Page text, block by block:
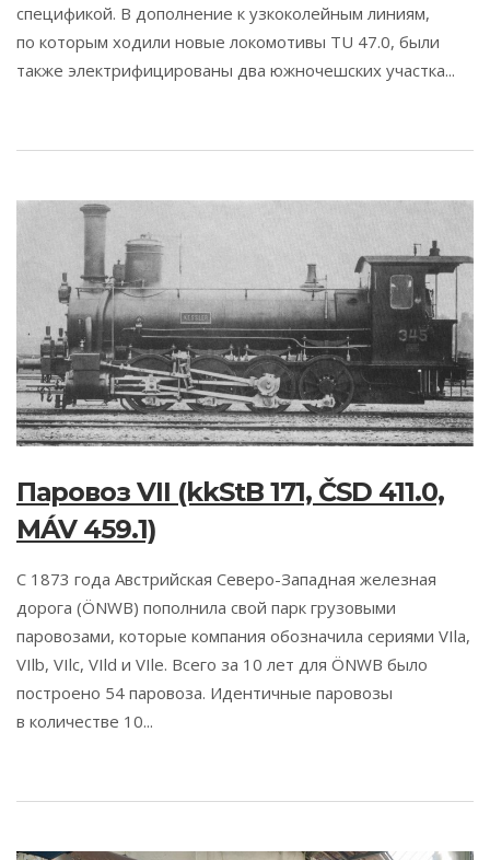
спецификой. В дополнение к узкоколейным линиям,
по которым ходили новые локомотивы TU 47.0, были
также электрифицированы два южночешских участка...
Паровоз VII (kkStB 171, ČSD 411.0,
MÁV 459.1)
С 1873 года Австрийская Северо-Западная железная
дорога (ÖNWB) пополнила свой парк грузовыми
паровозами, которые компания обозначила сериями VIla,
VIlb, VIlc, VIld и VIle. Всего за 10 лет для ÖNWB было
построено 54 паровоза. Идентичные паровозы
в количестве 10...